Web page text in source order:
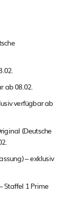
ab 08.02.
verfügbar ab
(Deutsche
– exklusiv
Staffel 1 Prime